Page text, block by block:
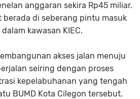
anggaran sekira Rp45 miliar.
berada di seberang pintu masuk
kawasan KIEC.
akses jalan menuju
seiring dengan proses
kepelabuhanan yang tengah
BUMD Kota Cilegon tersebut.